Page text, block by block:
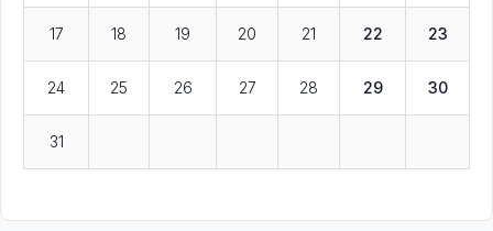
17 18 19 20 21 22 23
24 25 26 27 28 29 30
31